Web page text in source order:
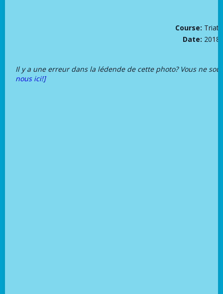
Course:
Date:
Il y a une erreur dans la lédende de cette photo? Vous ne
nous ici!]